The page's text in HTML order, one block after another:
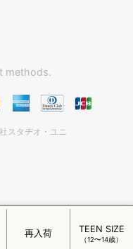
再入荷 TEEN SIZE
（12〜14歳）
methods.
スタヂオ・ユニ
り替え